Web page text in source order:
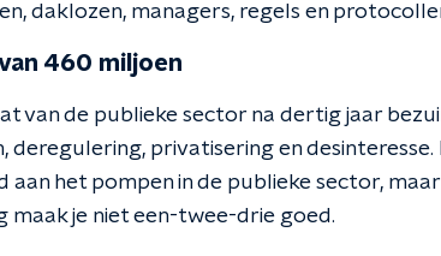
daklozen, managers, regels en
460 miljoen
van de publieke sector na dertig jaar
deregulering, privatisering en desinteresse.
aan het pompen in de publieke sector,
maak je niet een-twee-drie goed.